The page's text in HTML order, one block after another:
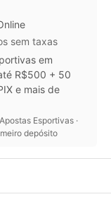
sem taxas
em
R$500 + 50
e mais de
Esportivas ·
depósito